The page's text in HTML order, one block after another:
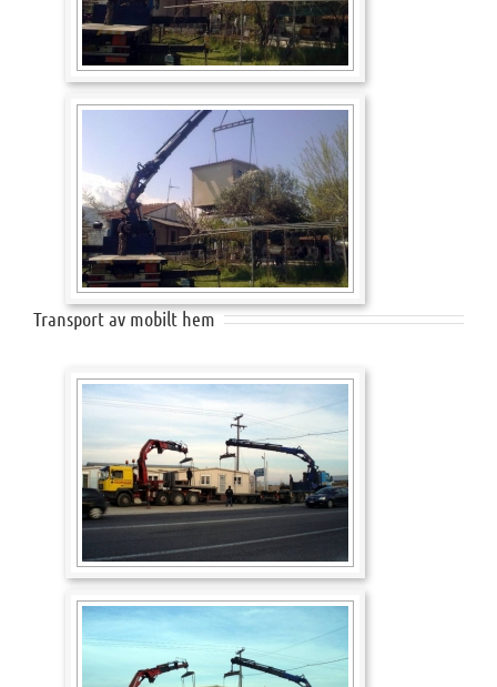
Transport av mobilt hem